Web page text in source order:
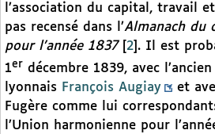
l’association du capital, travail
pas recensé dans l’Almanach du
pour l’année 1837[ 2 . Il est
1er décembre 1839, avec
lyonnais François Augiay
et
Fugère comme lui
l’Union harmonienne pour